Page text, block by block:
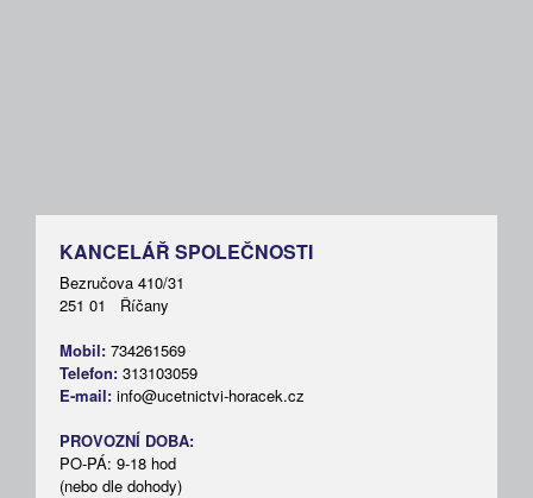
KANCELÁŘ SPOLEČNOSTI
Bezručova 410/31
251 01 Říčany
Mobil: 734261569
Telefon: 313103059
E-mail: info@ucetnictvi-horacek.cz
PROVOZNÍ DOBA:
PO-PÁ: 9-18 hod
(nebo dle dohody)